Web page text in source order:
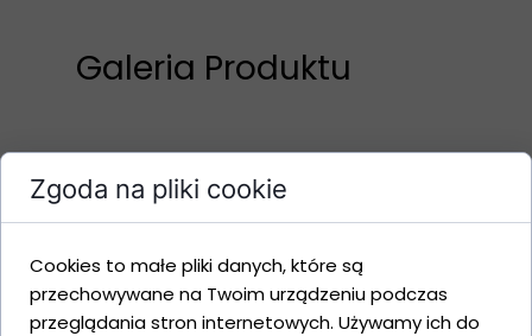
Galeria Produktu
Zgoda na pliki cookie
Cookies to małe pliki danych, które są
przechowywane na Twoim urządzeniu podczas
przeglądania stron internetowych. Używamy ich do